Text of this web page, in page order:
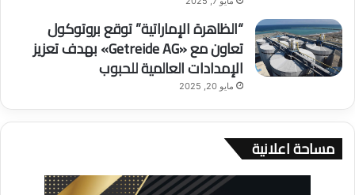
“الظاهرة الإماراتية” توقع بروتوكول
تعاون مع «Getreide AG» بهدف تعزيز
الإمدادات العالمية للحبوب
مايو 20, 2025
مساحة اعلانية